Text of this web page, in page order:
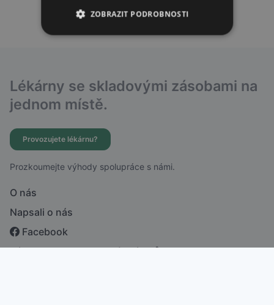
Lékárny se skladovými zásobami na
jednom místě.
Provozujete lékárnu?
Prozkoumejte výhody spolupráce s námi.
O nás
Napsali o nás
Facebook
Zásady ochrany osobních údajů
ZOBRAZIT PODROBNOSTI